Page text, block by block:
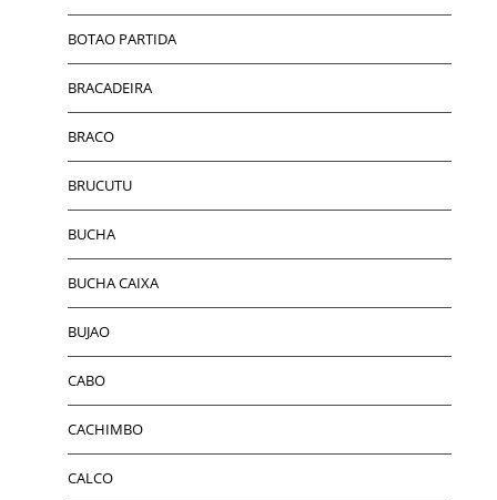
BOTAO PARTIDA
BRACADEIRA
BRACO
BRUCUTU
BUCHA
BUCHA CAIXA
BUJAO
CABO
CACHIMBO
CALCO